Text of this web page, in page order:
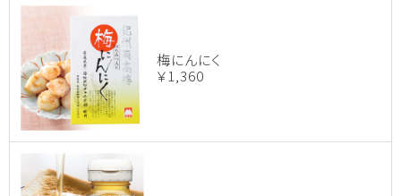
梅にんにく
￥1,360